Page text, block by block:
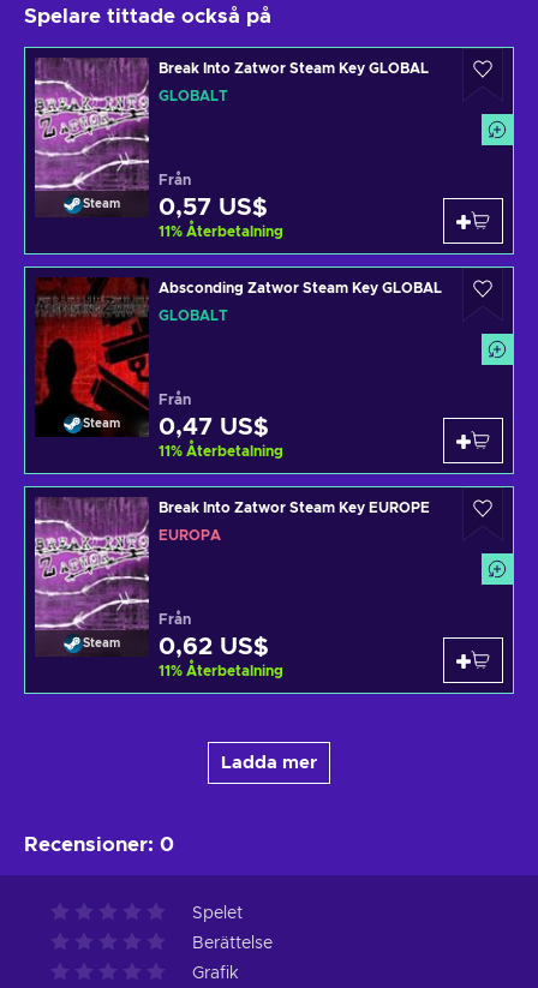
Spelare tittade också på
Steam
Break Into Zatwor Steam Key GLOBAL
GLOBALT
Från
0,57 US$
11% Återbetalning
Steam
Absconding Zatwor Steam Key GLOBAL
GLOBALT
Från
0,47 US$
11% Återbetalning
Steam
Break Into Zatwor Steam Key EUROPE
EUROPA
Från
0,62 US$
11% Återbetalning
Ladda mer
Recensioner: 0
Spelet
Berättelse
Grafik